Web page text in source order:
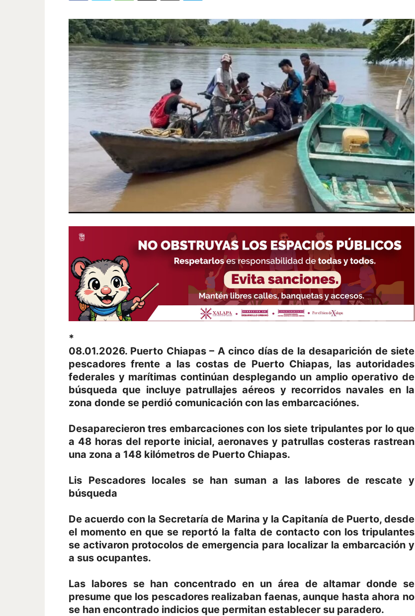
*
08.01.2026. Puerto Chiapas – A cinco días de la desaparición de siete
pescadores frente a las costas de Puerto Chiapas, las autoridades
federales y marítimas continúan desplegando un amplio operativo de
búsqueda que incluye patrullajes aéreos y recorridos navales en la
zona donde se perdió comunicación con las embarcaciónes.
Desaparecieron tres embarcaciones con los siete tripulantes por lo que
a 48 horas del reporte inicial, aeronaves y patrullas costeras rastrean
una zona a 148 kilómetros de Puerto Chiapas.
Lis Pescadores locales se han suman a las labores de rescate y
búsqueda
De acuerdo con la Secretaría de Marina y la Capitanía de Puerto, desde
el momento en que se reportó la falta de contacto con los tripulantes
se activaron protocolos de emergencia para localizar la embarcación y
a sus ocupantes.
Las labores se han concentrado en un área de altamar donde se
presume que los pescadores realizaban faenas, aunque hasta ahora no
se han encontrado indicios que permitan establecer su paradero.